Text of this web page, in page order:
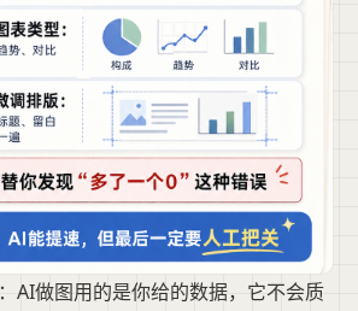
：AI做图用的是你给的数据，它不会质